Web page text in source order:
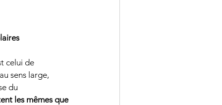
celui de
sens large,
du
les mêmes que